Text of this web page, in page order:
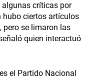
críticas por
hubo ciertos artículos
pero se limaron las
quien interactuó
el Partido Nacional